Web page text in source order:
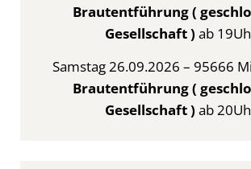
Brautentführung (
Gesellschaft ) ab
Samstag 26.09.2026 – 95666
Brautentführung (
Gesellschaft ) ab